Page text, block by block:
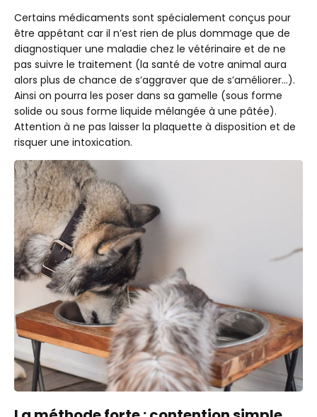
Certains médicaments sont spécialement conçus pour
être appétant car il n’est rien de plus dommage que de
diagnostiquer une maladie chez le vétérinaire et de ne
pas suivre le traitement (la santé de votre animal aura
alors plus de chance de s’aggraver que de s’améliorer…).
Ainsi on pourra les poser dans sa gamelle (sous forme
solide ou sous forme liquide mélangée à une pâtée).
Attention à ne pas laisser la plaquette à disposition et de
risquer une intoxication.